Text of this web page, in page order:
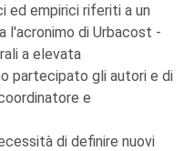
ed empirici riferiti a un
l'acronimo di Urbacost -
a elevata
partecipato gli autori e di
e
di definire nuovi